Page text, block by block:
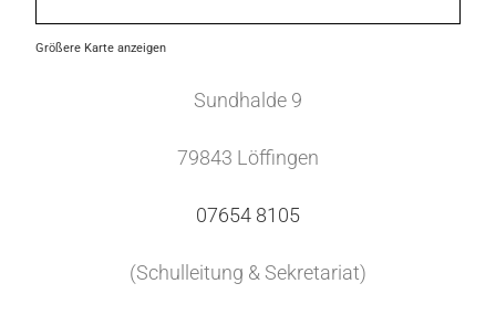
Größere Karte anzeigen
Sundhalde 9
79843 Löffingen
07654 8105
(Schulleitung & Sekretariat)